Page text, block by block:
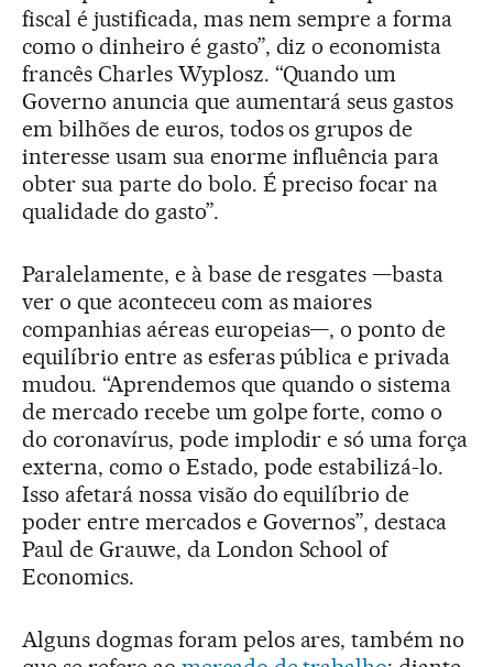
fiscal é justificada, mas nem sempre a forma
como o dinheiro é gasto”, diz o economista
francês Charles Wyplosz. “Quando um
Governo anuncia que aumentará seus gastos
em bilhões de euros, todos os grupos de
interesse usam sua enorme influência para
obter sua parte do bolo. É preciso focar na
qualidade do gasto”.
Paralelamente, e à base de resgates —basta
ver o que aconteceu com as maiores
companhias aéreas europeias—, o ponto de
equilíbrio entre as esferas pública e privada
mudou. “Aprendemos que quando o sistema
de mercado recebe um golpe forte, como o
do coronavírus, pode implodir e só uma força
externa, como o Estado, pode estabilizá-lo.
Isso afetará nossa visão do equilíbrio de
poder entre mercados e Governos”, destaca
Paul de Grauwe, da London School of
Economics.
Alguns dogmas foram pelos ares, também no